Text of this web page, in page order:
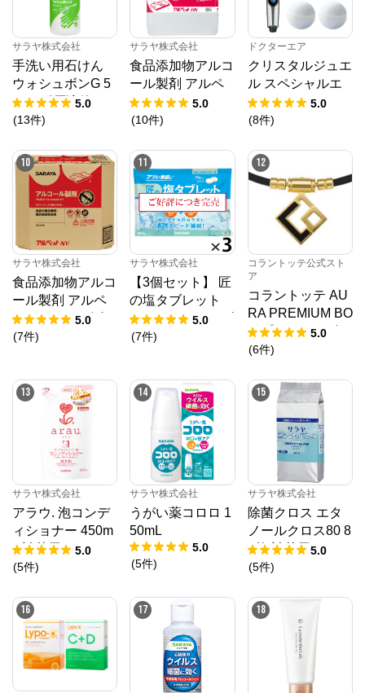
サラヤ株式会社
手洗い用石けん
ウォシュボンG 5
0mL 〔原液使
用〕
5.0
(13件)
サラヤ株式会社
食品添加物アルコ
ール製剤 アルペ
ットHN 5L5.0
(10件)
ドクターエア
クリスタルジュエ
ル スペシャルエ
ディション5.0
(8件)
10
サラヤ株式会社
食品添加物アルコ
ール製剤 アルペ
ットNV 10L 八角
B.I.B.
5.0
(7件)
11
サラヤ株式会社
【3個セット】 匠
の塩タブレット
うましゅわサイダ
ー味 500g × 3
5.0
(7件)
12
コラントッテ公式スト
ア
コラントッテ AU
RA PREMIUM BO
X プレミアムゴー
ルド
5.0
(6件)
13
サラヤ株式会社
アラウ. 泡コンデ
ィショナー 450m
L 詰替用
5.0
(5件)
14
サラヤ株式会社
うがい薬コロロ 1
50mL
5.0
(5件)
15
サラヤ株式会社
除菌クロス エタ
ノールクロス80 8
0枚 詰替用 5.0
(5件)
16 17 18